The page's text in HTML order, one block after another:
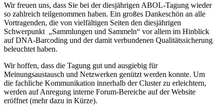
Wir freuen uns, dass Sie bei der diesjährigen ABOL-Tagung wieder
so zahlreich teilgenommen haben. Ein großes Dankeschön an alle
Vortragenden, die von vielfältigen Seiten den diesjährigen
Schwerpunkt „Sammlungen und Sammeln“ vor allem im Hinblick
auf DNA-Barcoding und der damit verbundenen Qualitätssicherung
beleuchtet haben.
Wir hoffen, dass die Tagung gut und ausgiebig für
Meinungsaustausch und Netzwerken genützt werden konnte. Um
die fachliche Kommunikation innerhalb der Cluster zu erleichtern,
werden auf Anregung interne Forum-Bereiche auf der Website
eröffnet (mehr dazu in Kürze).